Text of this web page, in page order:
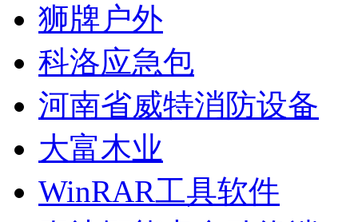
狮牌户外
科洛应急包
河南省威特消防设备
大富木业
WinRAR工具软件